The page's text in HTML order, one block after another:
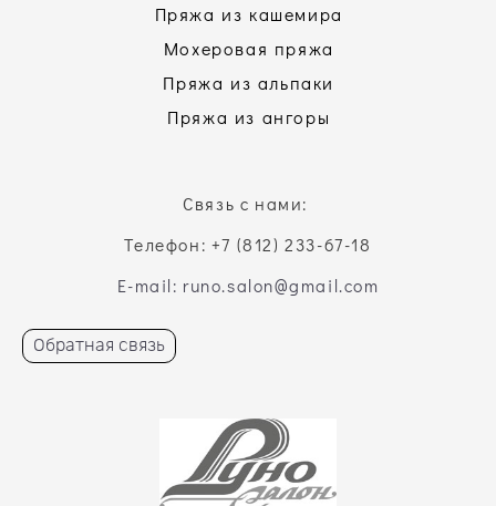
Пряжа из кашемира
Мохеровая пряжа
Пряжа из альпаки
Пряжа из ангоры
Связь с нами:
Телефон: +7 (812) 233-67-18
E-mail: runo.salon@gmail.com
Обратная связь